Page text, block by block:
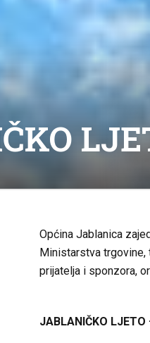
Općina Jablanica
Ministarstva trgovine,
prijatelja i sponzora,
JABLANIČKO